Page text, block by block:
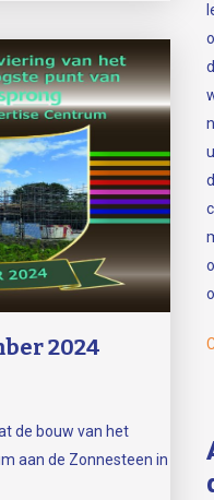
2024
de bouw van het
aan de Zonnesteen in
u